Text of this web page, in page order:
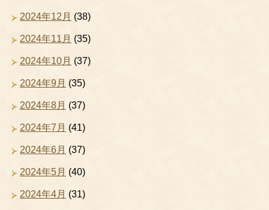
2024年12月 (38)
2024年11月 (35)
2024年10月 (37)
2024年9月 (35)
2024年8月 (37)
2024年7月 (41)
2024年6月 (37)
2024年5月 (40)
2024年4月 (31)